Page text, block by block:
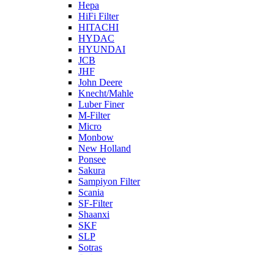
Hepa
HiFi Filter
HITACHI
HYDAC
HYUNDAI
JCB
JHF
John Deere
Knecht/Mahle
Luber Finer
M-Filter
Micro
Monbow
New Holland
Ponsee
Sakura
Sampiyon Filter
Scania
SF-Filter
Shaanxi
SKF
SLP
Sotras